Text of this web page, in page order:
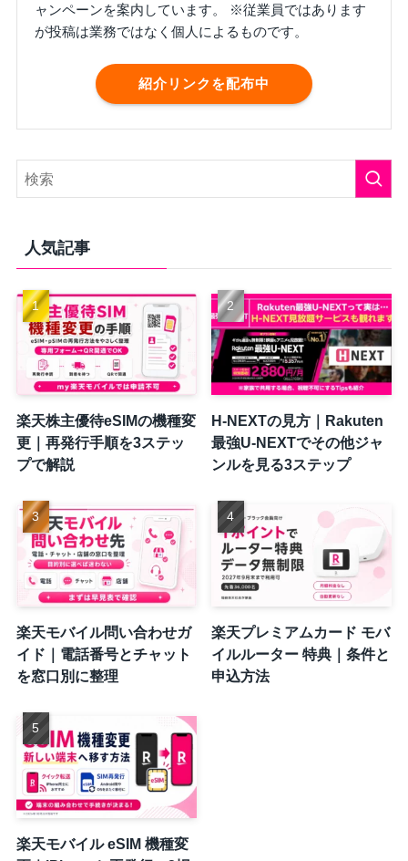
ャンペーンを案内しています。 ※従業員ではあります
が投稿は業務ではなく個人によるものです。
紹介リンクを配布中
人気記事
楽天株主優待eSIMの機種変
更｜再発行手順を3ステッ
プで解説
H-NEXTの見方｜Rakuten
最強U-NEXTでその他ジャ
ンルを見る3ステップ
楽天モバイル問い合わせガ
イド｜電話番号とチャット
を窓口別に整理
楽天プレミアムカード モバ
イルルーター 特典｜条件と
申込方法
楽天モバイル eSIM 機種変